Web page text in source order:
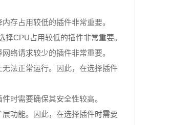
存占用较低的插件非常重要。
CPU占用较低的插件非常重要。
络请求较少的插件非常重要。
法正常运行。因此，在选择插件
时需要确保其安全性较高。
功能。因此，在选择插件时需要